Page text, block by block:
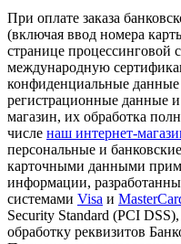
При оплате заказа
(включая ввод номера
странице процессинговой
международную
конфиденциальные
регистрационные данные
магазин, их обработка
числе наш интернет-
персональные и
карточными данными
информации,
системами Visa и
Security Standard (PCI
обработку реквизитов